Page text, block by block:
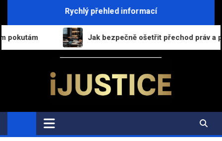
Rychlý přehled informací
Jak bezpečně ošetřit přechod práv a povinností při
i-Justice.cz
Právo, legislativa a finance v praxi